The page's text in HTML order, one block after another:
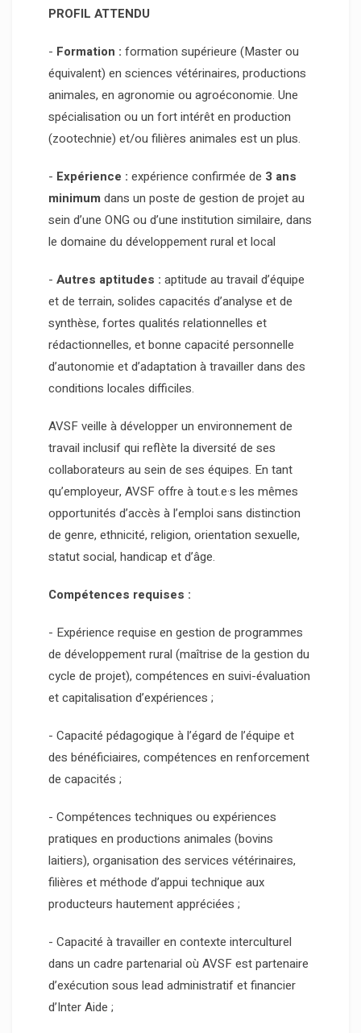
PROFIL ATTENDU
- Formation : formation supérieure (Master ou
équivalent) en sciences vétérinaires, productions
animales, en agronomie ou agroéconomie. Une
spécialisation ou un fort intérêt en production
(zootechnie) et/ou filières animales est un plus.
- Expérience : expérience confirmée de 3 ans
minimumdans un poste de gestion de projet au
sein d’une ONG ou d’une institution similaire, dans
le domaine du développement rural et local
- Autres aptitudes : aptitude au travail d’équipe
et de terrain, solides capacités d’analyse et de
synthèse, fortes qualités relationnelles et
rédactionnelles, et bonne capacité personnelle
d’autonomie et d’adaptation à travailler dans des
conditions locales difficiles.
AVSF veille à développer un environnement de
travail inclusif qui reflète la diversité de ses
collaborateurs au sein de ses équipes. En tant
qu’employeur, AVSF offre à tout.e·s les mêmes
opportunités d’accès à l’emploi sans distinction
de genre, ethnicité, religion, orientation sexuelle,
statut social, handicap et d’âge.
Compétences requises :
- Expérience requise en gestion de programmes
de développement rural (maîtrise de la gestion du
cycle de projet), compétences en suivi-évaluation
et capitalisation d’expériences ;
- Capacité pédagogique à l’égard de l’équipe et
des bénéficiaires, compétences en renforcement
de capacités ;
- Compétences techniques ou expériences
pratiques en productions animales (bovins
laitiers), organisation des services vétérinaires,
filières et méthode d’appui technique aux
producteurs hautement appréciées ;
- Capacité à travailler en contexte interculturel
dans un cadre partenarial où AVSF est partenaire
d’exécution sous lead administratif et financier
d’Inter Aide ;